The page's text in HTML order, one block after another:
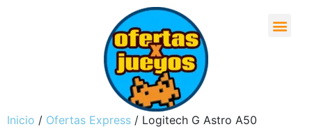
Inicio / Ofertas Express / Logitech G Astro A50